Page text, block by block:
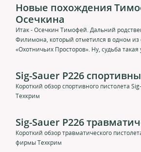
Новые похождения
Осечкина
Итак - Осечкин Тимофей. Дальний
Филимона, который отметился в одном из
«Охотничьих Просторов». Ну, судьба такая
Sig-Sauer P226
Короткий обзор спортивного пистолета
Техкрим
Sig-Sauer P226
Короткий обзор травматического
фирмы Техкрим